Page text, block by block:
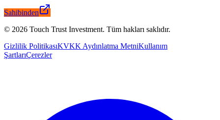
Sahibinden
© 2026 Touch Trust Investment. Tüm hakları saklıdır.
Gizlilik PolitikasıKVKK Aydınlatma MetniKullanım
ŞartlarıÇerezler